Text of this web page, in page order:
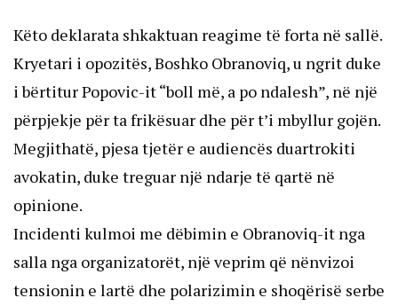
Këto deklarata shkaktuan reagime të forta në sallë.
Kryetari i opozitës, Boshko Obranoviq, u ngrit duke
i bërtitur Popovic-it “boll më, a po ndalesh”, në një
përpjekje për ta frikësuar dhe për t’i mbyllur gojën.
Megjithatë, pjesa tjetër e audiencës duartrokiti
avokatin, duke treguar një ndarje të qartë në
opinione.
Incidenti kulmoi me dëbimin e Obranoviq-it nga
salla nga organizatorët, një veprim që nënvizoi
tensionin e lartë dhe polarizimin e shoqërisë serbe